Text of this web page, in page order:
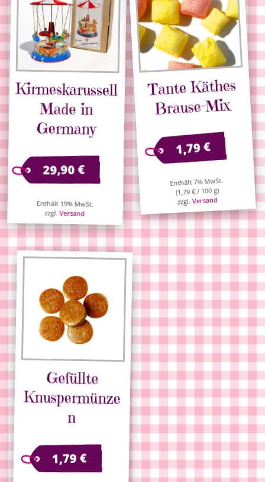
Kirmeskarussell
Made in
Germany
29,90€
Enthält 19% MwSt.
zzgl.Versand
Tante Käthes
Brause-Mix
1,79€
Enthält 7% MwSt.
(1,79€/ 100 g)
zzgl.Versand
Gefüllte
Knuspermünze
n
1,79€